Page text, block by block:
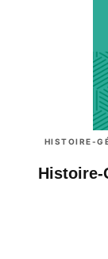
HISTOIRE-
Histoire-